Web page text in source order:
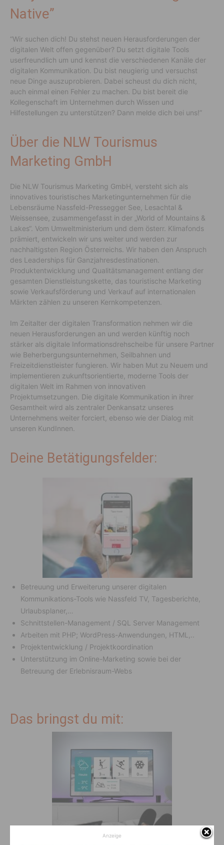
Native”
“Wir suchen dich! Du stehst neuen Herausforderungen der
digitalen Welt offen gegenüber? Du setzt digitale Tools
userfreundlich um und kennst die verschiedenen Kanäle der
digitalen Kommunikation. Du bist neugierig und versuchst
neue Dinge auszuprobieren. Dabei scheust du dich nicht,
auch einmal einen Fehler zu machen. Du bist bereit die
Kollegenschaft im Unternehmen durch Wissen und
Hilfestellungen zu unterstützen? Dann melde dich bei uns!”
Über die NLW Tourismus
Marketing GmbH
Die NLW Tourismus Marketing GmbH, versteht sich als
innovatives touristisches Marketingunternehmen für die
Lebensräume Nassfeld-Pressegger See, Lesachtal &
Weissensee, zusammengefasst in der „World of Mountains &
Lakes“. Vom Umweltministerium und dem österr. Klimafonds
prämiert, entwickeln wir uns weiter und werden zur
nachhaltigsten Region Österreichs. Wir haben den Anspruch
des Leaderships für Ganzjahresdestinationen.
Produktentwicklung und Qualitätsmanagement entlang der
gesamten Dienstleistungskette, das touristische Marketing
sowie Verkaufsförderung und Verkauf auf internationalen
Märkten zählen zu unseren Kernkompetenzen.
Im Zeitalter der digitalen Transformation nehmen wir die
neuen Herausforderungen an und werden künftig noch
stärker als digitale Informationsdrehscheibe für unsere Partner
wie Beherbergungsunternehmen, Seilbahnen und
Freizeitdienstleister fungieren. Wir haben Mut zu Neuem und
implementieren zukunftsorientierte, moderne Tools der
digitalen Welt im Rahmen von innovativen
Projektumsetzungen. Die digitale Kommunikation in ihrer
Gesamtheit wird als zentraler Denkansatz unseres
Unternehmens weiter forciert, ebenso wie der Dialog mit
unseren KundInnen.
Deine Betätigungsfelder:
Betreuung und Erweiterung unserer digitalen
Kommunikations-Tools wie Nassfeld TV, Tagesberichte,
Urlaubsplaner,…
Schnittstellen-Management / SQL Server Management
Arbeiten mit PHP; WordPress-Anwendungen, HTML,..
Projektentwicklung / Projektkoordination
Unterstützung im Online-Marketing sowie bei der
Betreuung der Erlebnisraum-Webs
Das bringst du mit:
Anzeige